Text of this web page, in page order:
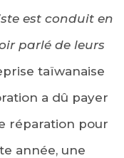
est conduit en
parlé de leurs
taïwanaise
a dû payer
réparation pour
année, une